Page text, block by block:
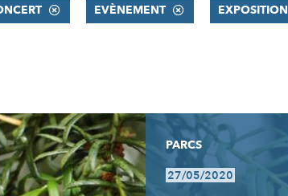
EVÈNEMENT EXPOSITION
PARCS
27/05/2020